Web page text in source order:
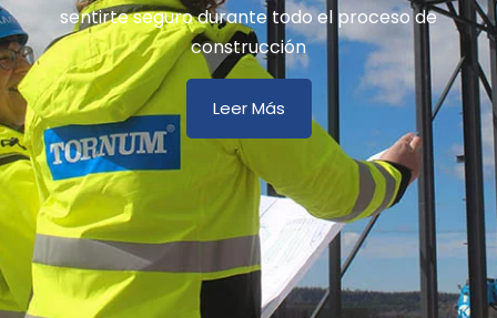
sentirte seguro durante todo el proceso de
construcción
Leer Más